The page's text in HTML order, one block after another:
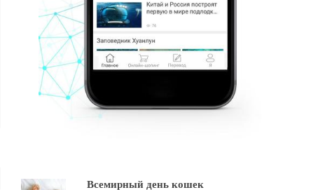
Всемирный день кошек